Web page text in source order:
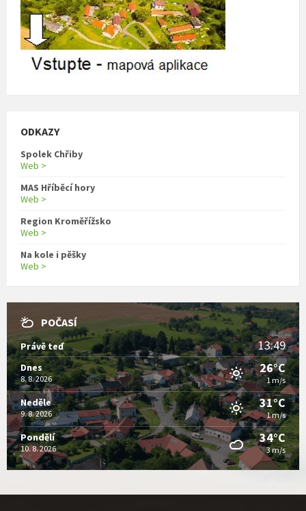
ODKAZY
Spolek Chřiby
Web >
MAS Hříběcí hory
Web >
Region Kroměřížsko
Web >
Na kole i pěšky
Web >
POČASÍ
Právě teď 13:49
Dnes
8. 8. 2026
26°C
1 m/s
Neděle
9. 8. 2026
31°C
1 m/s
Pondělí
10. 8. 2026
34°C
3 m/s